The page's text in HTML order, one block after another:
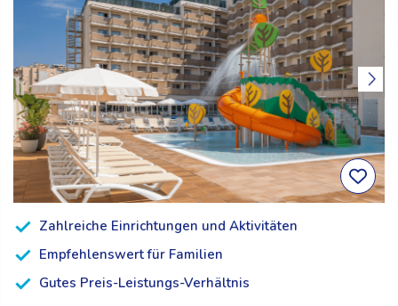
Zahlreiche Einrichtungen und Aktivitäten
Empfehlenswert für Familien
Gutes Preis-Leistungs-Verhältnis